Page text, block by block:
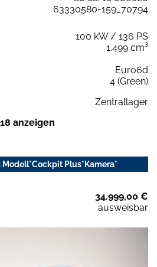
63330580-159_70794
100 kW / 136 PS
1.499 cm³
Euro6d
4 (Green)
Zentrallager
anzeigen
Modell*Cockpit Plus*Kamera*
34.999,00 €
ausweisbar